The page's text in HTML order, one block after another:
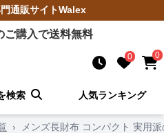
通販サイトWalex
ご購入で送料無料
0 0
検索 人気ランキング
› メンズ長財布 コンパクト 実用